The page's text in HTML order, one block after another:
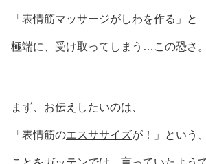
「表情筋マッサージがしわを作る」と
極端に、受け取ってしまう…この恐さ。
まず、お伝えしたいのは、
「表情筋のエスササイズが！」という、